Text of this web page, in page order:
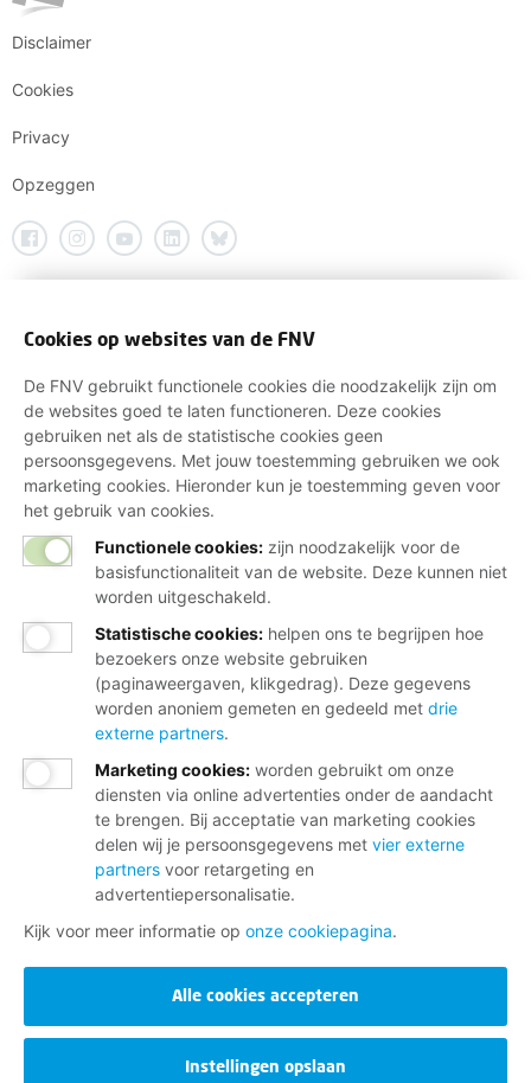
Disclaimer
Cookies
Privacy
Opzeggen
Cookies op websites van de FNV
De FNV gebruikt functionele cookies die noodzakelijk zijn om
de websites goed te laten functioneren. Deze cookies
gebruiken net als de statistische cookies geen
persoonsgegevens. Met jouw toestemming gebruiken we ook
marketing cookies. Hieronder kun je toestemming geven voor
het gebruik van cookies.
Functionele cookies: zijn noodzakelijk voor de
basisfunctionaliteit van de website. Deze kunnen niet
worden uitgeschakeld.
Statistische cookies: helpen ons te begrijpen hoe
bezoekers onze website gebruiken
(paginaweergaven, klikgedrag). Deze gegevens
worden anoniem gemeten en gedeeld met drie
externe partners.
Marketing cookies: worden gebruikt om onze
diensten via online advertenties onder de aandacht
te brengen. Bij acceptatie van marketing cookies
delen wij je persoonsgegevens met vier externe
partners voor retargeting en
advertentiepersonalisatie.
Kijk voor meer informatie op onze cookiepagina.
Alle cookies accepteren
Instellingen opslaan